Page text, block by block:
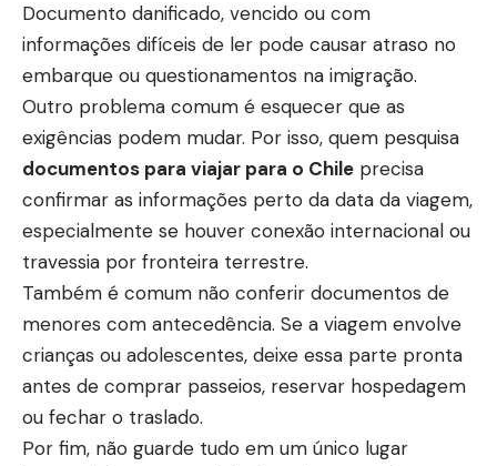
Documento danificado, vencido ou com
informações difíceis de ler pode causar atraso no
embarque ou questionamentos na imigração.
Outro problema comum é esquecer que as
exigências podem mudar. Por isso, quem pesquisa
documentos para viajar para o Chile precisa
confirmar as informações perto da data da viagem,
especialmente se houver conexão internacional ou
travessia por fronteira terrestre.
Também é comum não conferir documentos de
menores com antecedência. Se a viagem envolve
crianças ou adolescentes, deixe essa parte pronta
antes de comprar passeios, reservar hospedagem
ou fechar o traslado.
Por fim, não guarde tudo em um único lugar